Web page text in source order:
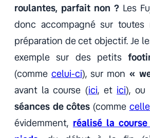
roulantes, parfait non ? Les
donc accompagné sur toutes
préparation de cet objectif. Je
exemple sur des petits
(comme celui-ci), sur mon «
avant la course (ici, et ici), ou
séances de côtes (comme
évidemment, réalisé la